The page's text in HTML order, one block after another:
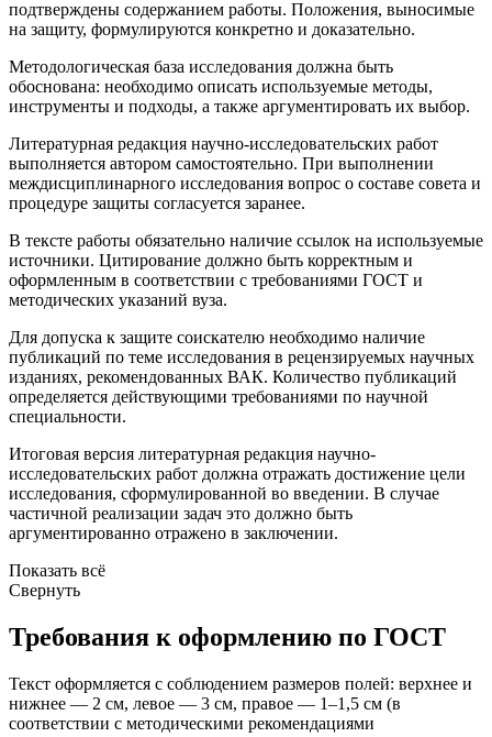
подтверждены содержанием работы. Положения, выносимые
на защиту, формулируются конкретно и доказательно.
Методологическая база исследования должна быть
обоснована: необходимо описать используемые методы,
инструменты и подходы, а также аргументировать их выбор.
Литературная редакция научно-исследовательских работ
выполняется автором самостоятельно. При выполнении
междисциплинарного исследования вопрос о составе совета и
процедуре защиты согласуется заранее.
В тексте работы обязательно наличие ссылок на используемые
источники. Цитирование должно быть корректным и
оформленным в соответствии с требованиями ГОСТ и
методических указаний вуза.
Для допуска к защите соискателю необходимо наличие
публикаций по теме исследования в рецензируемых научных
изданиях, рекомендованных ВАК. Количество публикаций
определяется действующими требованиями по научной
специальности.
Итоговая версия литературная редакция научно-
исследовательских работ должна отражать достижение цели
исследования, сформулированной во введении. В случае
частичной реализации задач это должно быть
аргументированно отражено в заключении.
Показать всё
Свернуть
Требования к оформлению по ГОСТ
Текст оформляется с соблюдением размеров полей: верхнее и
нижнее — 2 см, левое — 3 см, правое — 1–1,5 см (в
соответствии с методическими рекомендациями